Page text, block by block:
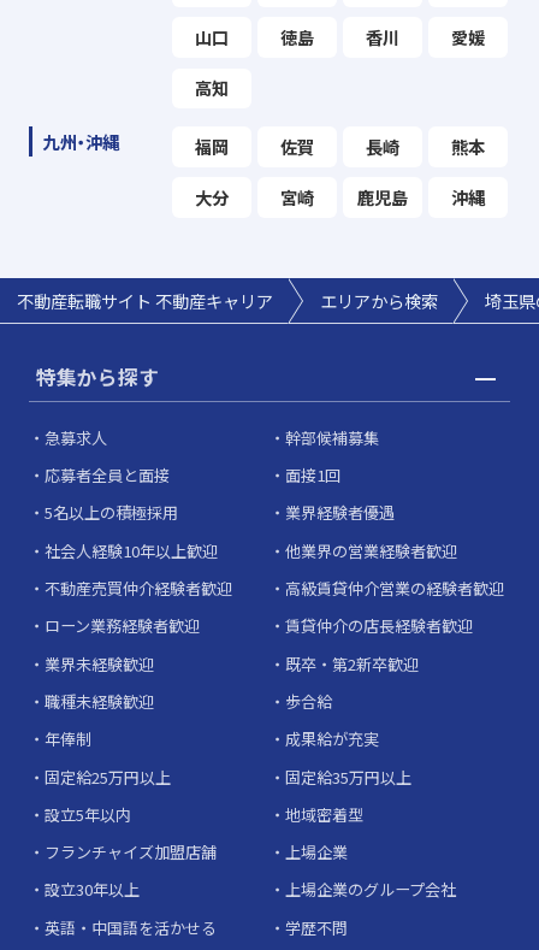
山口 徳島 香川 愛媛
高知
九州・沖縄 福岡 佐賀 長崎 熊本
大分 宮崎 鹿児島 沖縄
不動産転職サイト 不動産キャリア エリアから検索 埼玉
特集から探す
急募求人
幹部候補募集
応募者全員と面接
面接1回
5名以上の積極採用
業界経験者優遇
社会人経験10年以上歓迎
他業界の営業経験者歓迎
不動産売買仲介経験者歓迎
高級賃貸仲介営業の経験者歓迎
ローン業務経験者歓迎
賃貸仲介の店長経験者歓迎
業界未経験歓迎
既卒・第2新卒歓迎
職種未経験歓迎
歩合給
年俸制
成果給が充実
固定給25万円以上
固定給35万円以上
設立5年以内
地域密着型
フランチャイズ加盟店舗
上場企業
設立30年以上
上場企業のグループ会社
英語・中国語を活かせる
学歴不問